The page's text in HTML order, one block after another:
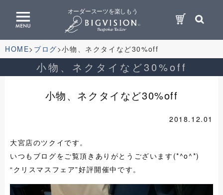
オーダースーツを楽しもう
HOME ブログ 小物、ネクタイなど30%off
小物、ネクタイなど30%off
小物、ネクタイなど30%off
2018.12.01
大宮店のツクイです。
いつもブログをご覧頂きありがとうございます(*^o^*)
“クリスマスフェア”好評開催中です。